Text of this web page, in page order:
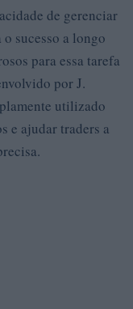
de gerenciar
sucesso a longo
para essa tarefa
por J.
utilizado
e ajudar traders a